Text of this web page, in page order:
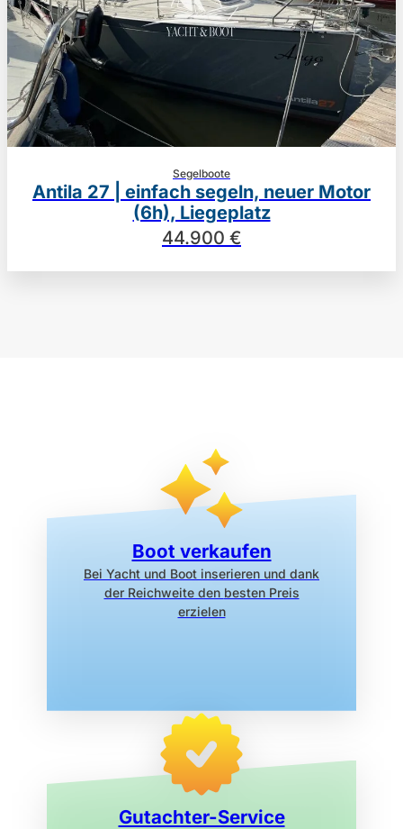
Segelboote
Antila 27 | einfach segeln, neuer Motor
(6h), Liegeplatz
44.900 €
Boot verkaufen
Bei Yacht und Boot inserieren und dank
der Reichweite den besten Preis
erzielen
Gutachter-Service